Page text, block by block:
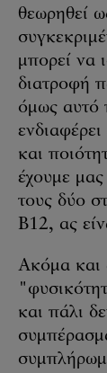
θεωρηθεί
μπορεί να
διατροφή
όμως αυτό
και
έχουμε μας
τους δύο
B12, ας
Ακόμα και
και πάλι